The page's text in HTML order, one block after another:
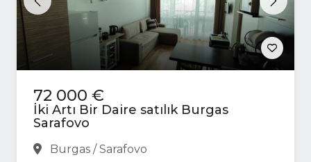
Previous Next
72 000 €
İki Artı Bir Daire satılık Burgas
Sarafovo
Burgas / Sarafovo